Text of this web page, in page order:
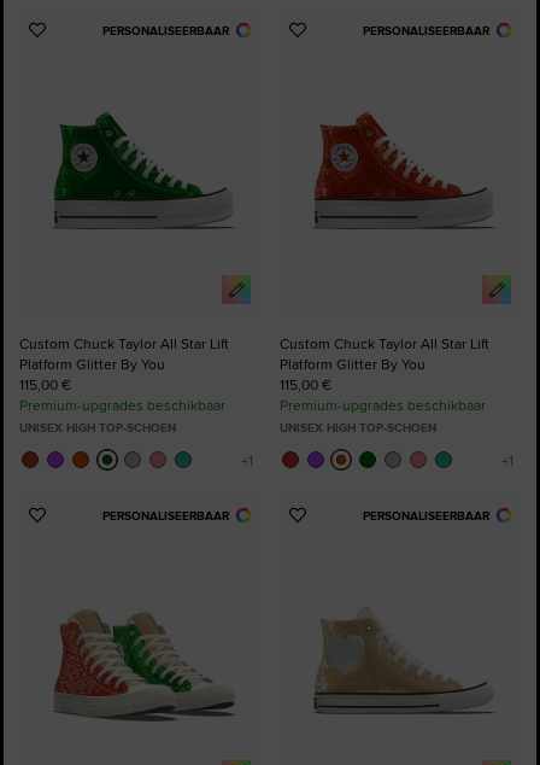
PERSONALISEERBAAR
Voeg
Custom Chuck Taylor All Star Lift
Platform Glitter By You
115,00 €
Premium-upgrades beschikbaar
UNISEX HIGH TOP-SCHOEN
PERSONALISEERBAAR
Voeg
Custom Chuck Taylor All Star Lift
Platform Glitter By You
115,00 €
Premium-upgrades beschikbaar
UNISEX HIGH TOP-SCHOEN
PERSONALISEERBAAR
Voeg
PERSONALISEERBAAR
Voeg